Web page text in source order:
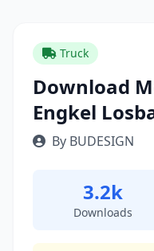
Truck
Download
Engkel
By BUDESIGN
3.2k
Downloads